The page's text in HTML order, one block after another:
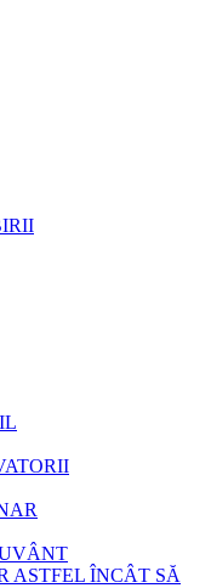
ASTFEL ÎNCÂT SĂ